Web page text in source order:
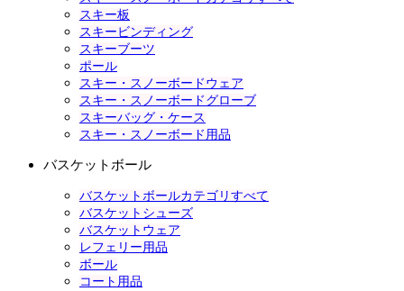
スキー板
スキービンディング
スキーブーツ
ポール
スキー・スノーボードウェア
スキー・スノーボードグローブ
スキーバッグ・ケース
スキー・スノーボード用品
バスケットボール
バスケットボールカテゴリすべて
バスケットシューズ
バスケットウェア
レフェリー用品
ボール
コート用品